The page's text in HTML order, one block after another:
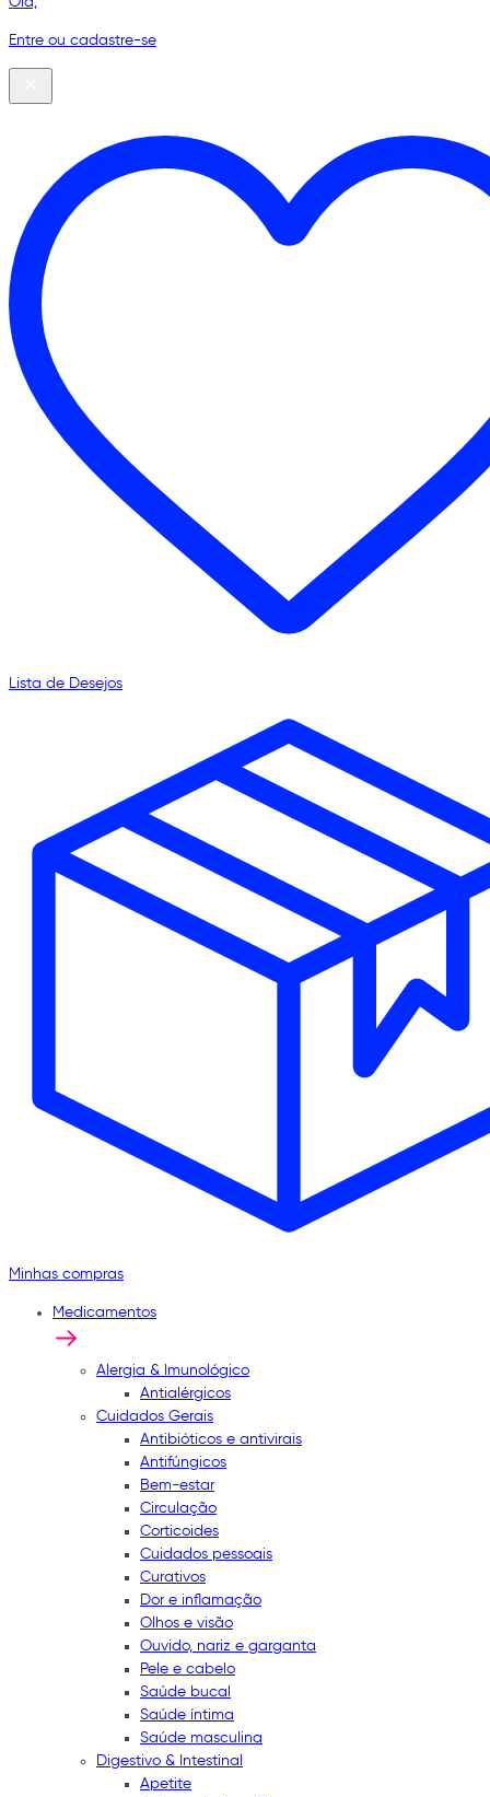
Entre ou cadastre-se
Lista de Desejos
Minhas compras
Medicamentos
Alergia & Imunológico
Antialérgicos
Cuidados Gerais
Antibióticos e antivirais
Antifúngicos
Bem-estar
Circulação
Corticoides
Cuidados pessoais
Curativos
Dor e inflamação
Olhos e visão
Ouvido, nariz e garganta
Pele e cabelo
Saúde bucal
Saúde íntima
Saúde masculina
Digestivo & Intestinal
Apetite